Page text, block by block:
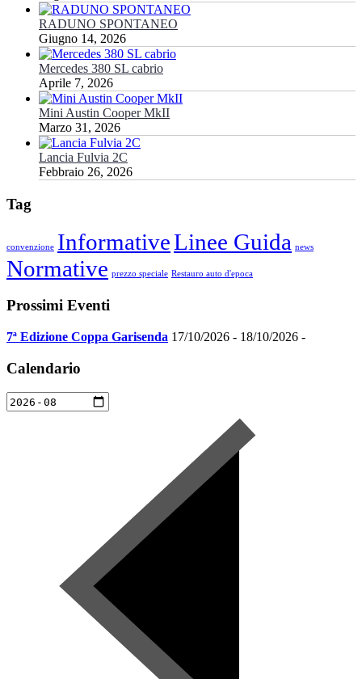
RADUNO SPONTANEO
Giugno 14, 2026
Mercedes 380 SL cabrio
Aprile 7, 2026
Mini Austin Cooper MkII
Marzo 31, 2026
Lancia Fulvia 2C
Febbraio 26, 2026
Tag
convenzione InformativeLinee Guida news
Normative prezzo speciale Restauro auto d'epoca
Prossimi Eventi
7ª Edizione Coppa Garisenda 17/10/2026 - 18/10/2026 -
Calendario